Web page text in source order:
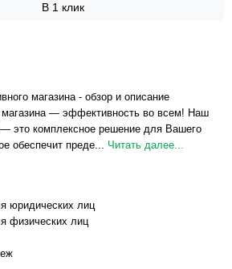
В 1 клик
магазина - обзор и описание
магазина — эффективность во всем! Наш
это комплексное решение для Вашего
обеспечит преде... Читать далее...
юридических лиц
физических лиц